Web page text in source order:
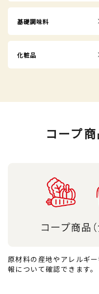
基礎調味料
化粧品
コープ
原材料の産地やアレルギ
報について確認できます。